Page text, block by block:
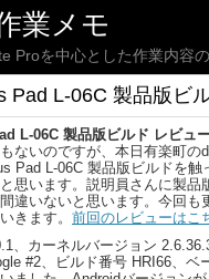
業メモ
Proを中心とした作業内容
Pad L-06C 製品版ビ
L-06C 製品版ビルド レビュ
ないのですが、本日有楽町の
Pad L-06C 製品版ビルドを触
思います。説明員さんに製品
違いないと思います。今回も
きます。 前回のレビューはこ
、カーネルバージョン
#2、ビルド番号 HRI66、ベ